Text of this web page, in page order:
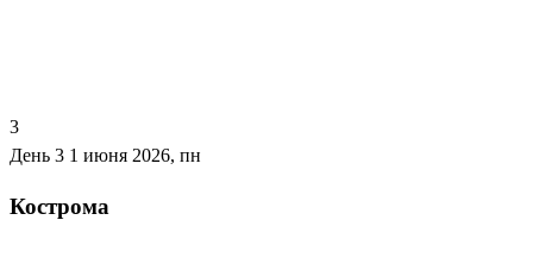
3
День 3 1 июня 2026, пн
Кострома